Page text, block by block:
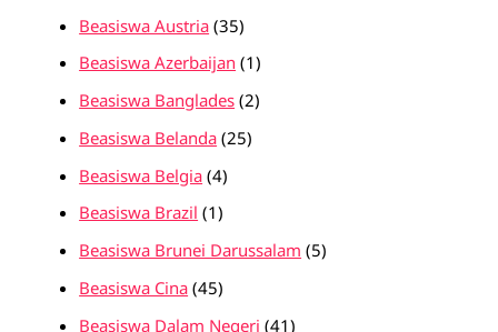
Beasiswa Austria (35)
Beasiswa Azerbaijan (1)
Beasiswa Banglades (2)
Beasiswa Belanda (25)
Beasiswa Belgia (4)
Beasiswa Brazil (1)
Beasiswa Brunei Darussalam (5)
Beasiswa Cina (45)
Beasiswa Dalam Negeri (41)